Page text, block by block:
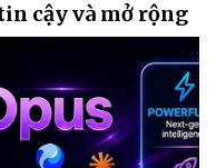
cậy và mở rộng